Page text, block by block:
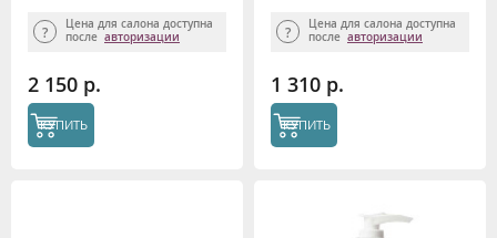
Цена для салона доступна
после авторизации
2 150 р.
КУПИТЬ
Цена для салона доступна
после авторизации
1 310 р.
КУПИТЬ